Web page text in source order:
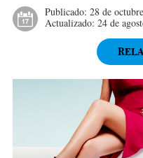
Publicado: 28 de
Actualizado: 24 de